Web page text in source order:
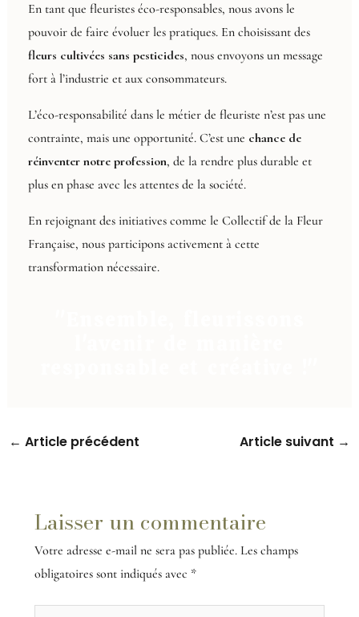
En tant que fleuristes éco-responsables, nous avons le
pouvoir de faire évoluer les pratiques. En choisissant des
fleurs cultivées sans pesticides, nous envoyons un message
fort à l’industrie et aux consommateurs.
L’éco-responsabilité dans le métier de fleuriste n’est pas une
contrainte, mais une opportunité. C’est une chance de
réinventer notre profession, de la rendre plus durable et
plus en phase avec les attentes de la société.
En rejoignant des initiatives comme le Collectif de la Fleur
Française, nous participons activement à cette
transformation nécessaire.
← Article précédent Article suivant →
Laisser un commentaire
Votre adresse e-mail ne sera pas publiée. Les champs
obligatoires sont indiqués avec *